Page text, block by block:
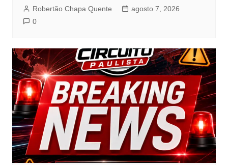
Robertão Chapa Quente
agosto 7, 2026
0